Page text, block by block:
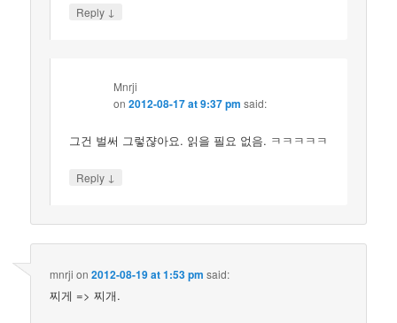
Reply ↓
Mnrji
on2012-08-17 at 9:37 pm said:
그건 벌써 그렇쟎아요. 읽을 필요 없음. ㅋㅋㅋㅋㅋ
Reply ↓
mnrji on2012-08-19 at 1:53 pm said:
찌게 => 찌개.